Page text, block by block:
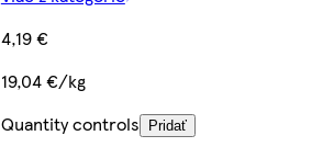
4,19 €
19,04 €/kg
Quantity controls
Pridať